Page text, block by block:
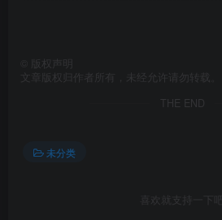
版权声明
文章版权归作者所有，未经允许请勿转载。
THE END
未分类
喜欢就支持一下吧